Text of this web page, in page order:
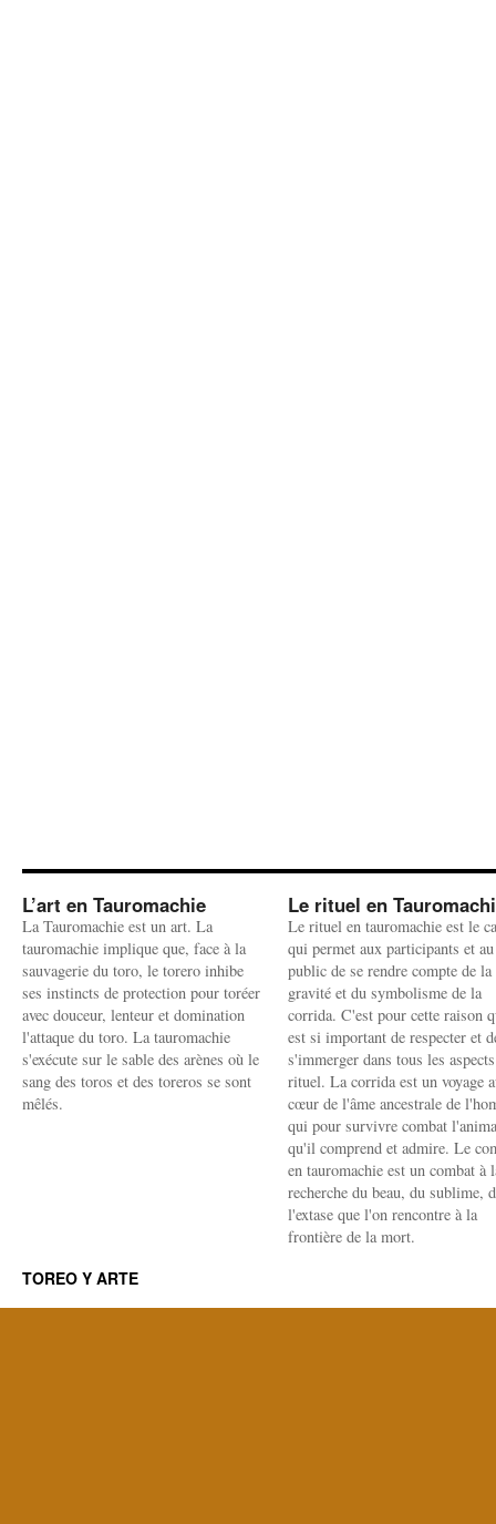
L’art en Tauromachie
La Tauromachie est un art. La
tauromachie implique que, face à la
sauvagerie du toro, le torero inhibe
ses instincts de protection pour toréer
avec douceur, lenteur et domination
l'attaque du toro. La tauromachie
s'exécute sur le sable des arènes où le
sang des toros et des toreros se sont
mêlés.
Le rituel en
Le rituel en tauromachie est le
qui permet aux participants et au
public de se rendre compte de la
gravité et du symbolisme de la
corrida. C'est pour cette raison
est si important de respecter et
s'immerger dans tous les
rituel. La corrida est un voyage
cœur de l'âme ancestrale de
qui pour survivre combat
qu'il comprend et admire. Le
en tauromachie est un combat à
recherche du beau, du sublime,
l'extase que l'on rencontre à la
frontière de la mort.
TOREO Y ARTE